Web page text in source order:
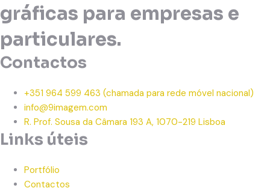
gráficas para empresas e
particulares.
Contactos
+351 964 599 463 (chamada para rede móvel nacional)
info@9imagem.com
R. Prof. Sousa da Câmara 193 A, 1070-219 Lisboa
Links úteis
Portfólio
Contactos